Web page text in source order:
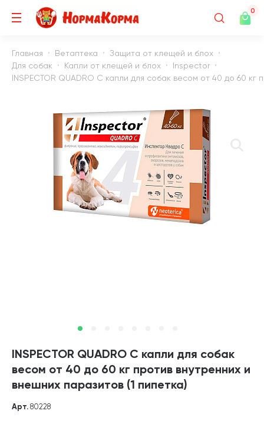
0
Главная Ветаптека
Защита от клещей и блох
Для собак
Капли от клещей и блох
Inspector
INSPECTOR QUADRO C капли для собак весом от 40 до 60 кг
INSPECTOR QUADRO C капли для собак
весом от 40 до 60 кг против внутренних и
внешних паразитов (1 пипетка)
Арт. 80228